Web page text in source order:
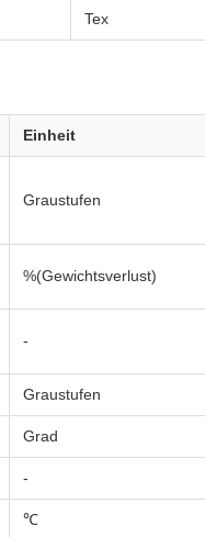
Tex
Einheit
Graustufen
%(Gewichtsverlust)
-
Graustufen
Grad
-
℃